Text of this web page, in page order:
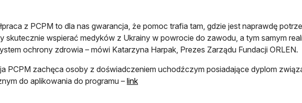
z PCPM to dla nas gwarancja, że pomoc trafia tam, gdzie jest naprawdę
skutecznie wspierać medyków z Ukrainy w powrocie do zawodu, a tym samym
ochrony zdrowia – mówi Katarzyna Harpak, Prezes Zarządu Fundacji ORLEN.
PCPM zachęca osoby z doświadczeniem uchodźczym posiadające dyplom
do aplikowania do programu –linkotwiera się w nowej karcie